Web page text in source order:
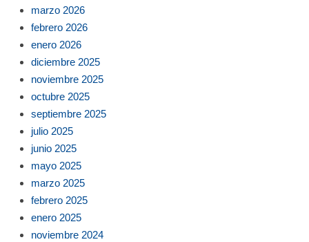
marzo 2026
febrero 2026
enero 2026
diciembre 2025
noviembre 2025
octubre 2025
septiembre 2025
julio 2025
junio 2025
mayo 2025
marzo 2025
febrero 2025
enero 2025
noviembre 2024